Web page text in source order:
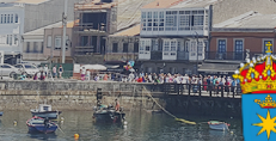
Skip
to
content
Skip
to
main
navigation
Skip
to
footer